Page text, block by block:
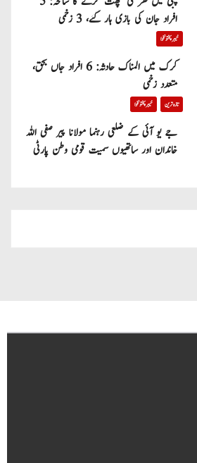
افراد جان کی بازی ہار گئے، 3 زخمی
خیبر پختونخوا
کرک میں المناک حادثہ: 6 افراد جاں بحق،
متعدد زخمی
تازہ ترین خیبر پختونخوا
جے یو آئی کے ضلعی رہنما مولانا پیر صفی اللہ
خاندان اور ساتھیوں سمیت قومی وطن پارٹی